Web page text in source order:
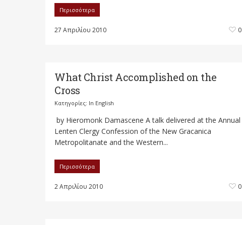
Περισσότερα
27 Απριλίου 2010 0
What Christ Accomplished on the
Cross
Κατηγορίες: In English
by Hieromonk Damascene A talk delivered at the Annual
Lenten Clergy Confession of the New Gracanica
Metropolitanate and the Western...
Περισσότερα
2 Απριλίου 2010 0